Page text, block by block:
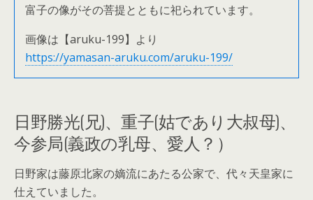
富子の像がその菩提とともに祀られています。
画像は【aruku-199】より
https://yamasan-aruku.com/aruku-199/
日野勝光(兄)、重子(姑であり大叔母)、
今参局(義政の乳母、愛人？）
日野家は藤原北家の嫡流にあたる公家で、代々天皇家に
仕えていました。